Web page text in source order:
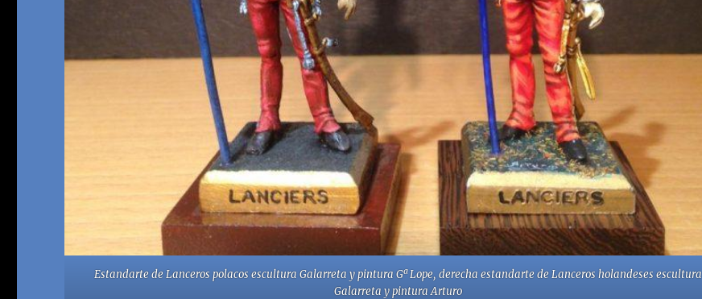
Estandarte de Lanceros polacos escultura Galarreta y pintura Gª Lope, derecha estandarte de Lanceros holandeses escultura
Galarreta y pintura Arturo